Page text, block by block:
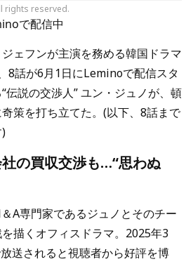
rights reserved.
で配信中
ェフンが主演を務める韓国ドラマ
8話が6月1日にLeminoで配信スタ
伝説の交渉人” ユン・ジュノが、頓
策を打ち立てた。(以下、8話まで
の買収交渉も…“思わぬ
A専門家であるジュノとそのチー
描くオフィスドラマ。2025年3
送されると視聴者から好評を博